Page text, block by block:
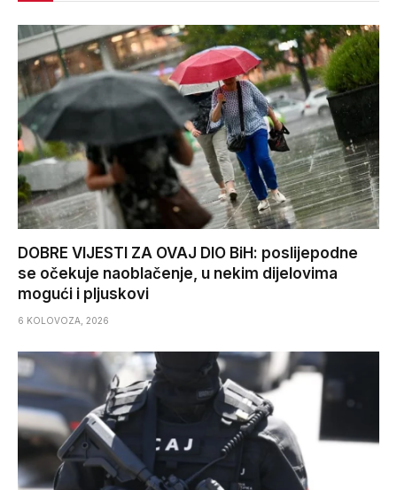
DOBRE VIJESTI ZA OVAJ DIO BiH: poslijepodne
se očekuje naoblačenje, u nekim dijelovima
mogući i pljuskovi
6 KOLOVOZA, 2026